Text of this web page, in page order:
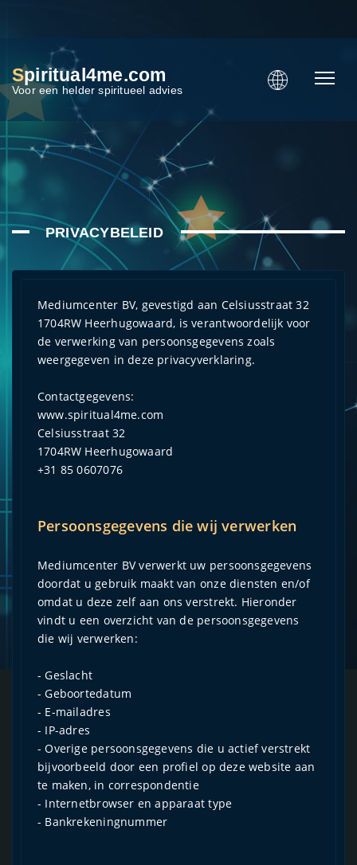
Spiritual4me.com
Voor een helder spiritueel advies
PRIVACYBELEID
Mediumcenter BV, gevestigd aan Celsiusstraat 32
1704RW Heerhugowaard, is verantwoordelijk voor
de verwerking van persoonsgegevens zoals
weergegeven in deze privacyverklaring.
Contactgegevens:
www.spiritual4me.com
Celsiusstraat 32
1704RW Heerhugowaard
+31 85 0607076
Persoonsgegevens die wij verwerken
Mediumcenter BV verwerkt uw persoonsgegevens
doordat u gebruik maakt van onze diensten en/of
omdat u deze zelf aan ons verstrekt. Hieronder
vindt u een overzicht van de persoonsgegevens
die wij verwerken:
- Geslacht
- Geboortedatum
- E-mailadres
- IP-adres
- Overige persoonsgegevens die u actief verstrekt
bijvoorbeeld door een profiel op deze website aan
te maken, in correspondentie
- Internetbrowser en apparaat type
- Bankrekeningnummer